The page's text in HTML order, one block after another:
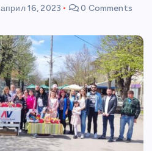
април 16, 2023 0 Comments